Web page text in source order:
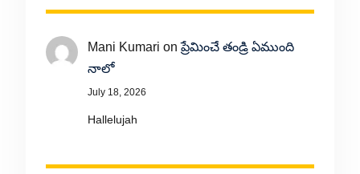
Mani Kumari onప్రేమించే తండ్రి ఏముంది
నాలో
July 18, 2026
Hallelujah